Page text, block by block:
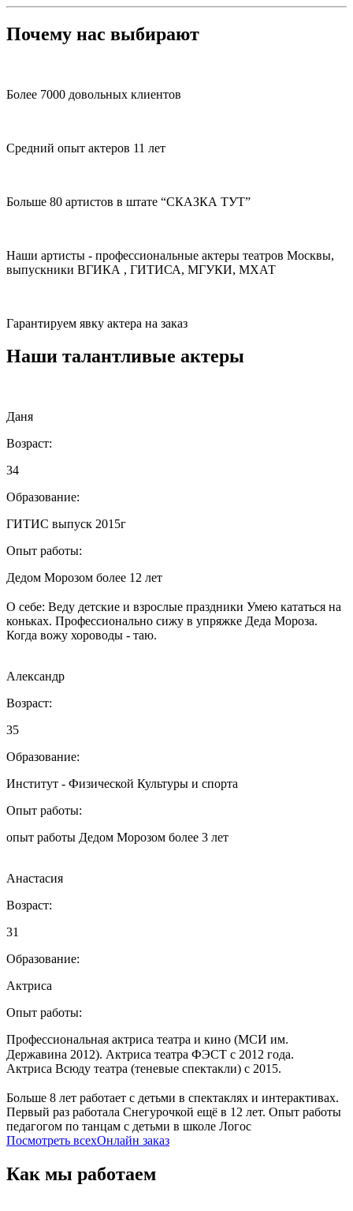
Почему нас выбирают
Более 7000 довольных клиентов
Средний опыт актеров 11 лет
Больше 80 артистов в штате “СКАЗКА ТУТ”
Наши артисты - профессиональные актеры театров Москвы,
выпускники ВГИКА , ГИТИСА, МГУКИ, МХАТ
Гарантируем явку актера на заказ
Наши талантливые актеры
Даня
Возраст:
34
Образование:
ГИТИС выпуск 2015г
Опыт работы:
Дедом Морозом более 12 лет
О себе: Веду детские и взрослые праздники Умею кататься на
коньках. Профессионально сижу в упряжке Деда Мороза.
Когда вожу хороводы - таю.
Александр
Возраст:
35
Образование:
Институт - Физической Культуры и спорта
Опыт работы:
опыт работы Дедом Морозом более 3 лет
Анастасия
Возраст:
31
Образование:
Актриса
Опыт работы:
Профессиональная актриса театра и кино (МСИ им.
Державина 2012). Актриса театра ФЭСТ с 2012 года.⠀
Актриса Всюду театра (теневые спектакли) с 2015.
Больше 8 лет рабо­тает с детьми в спек­таклях и интерактивах.
Первый раз работа­ла Снегурочкой ещё в 12 лет. Опыт работы
педаг­огом по танцам с детьми в школе Логос
Посмотреть всеxОнлайн заказ
Как мы работаем